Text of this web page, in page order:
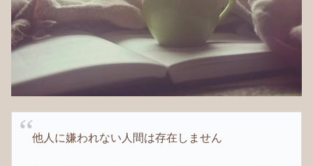
他人に嫌われない人間は存在しません